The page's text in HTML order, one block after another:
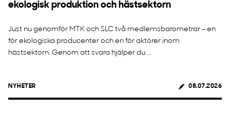
ekologisk produktion och hästsektorn
Just nu genomför MTK och SLC två medlemsbarometrar – en
för ekologiska producenter och en för aktörer inom
hästsektorn. Genom att svara hjälper du ...
NYHETER 08.07.2026